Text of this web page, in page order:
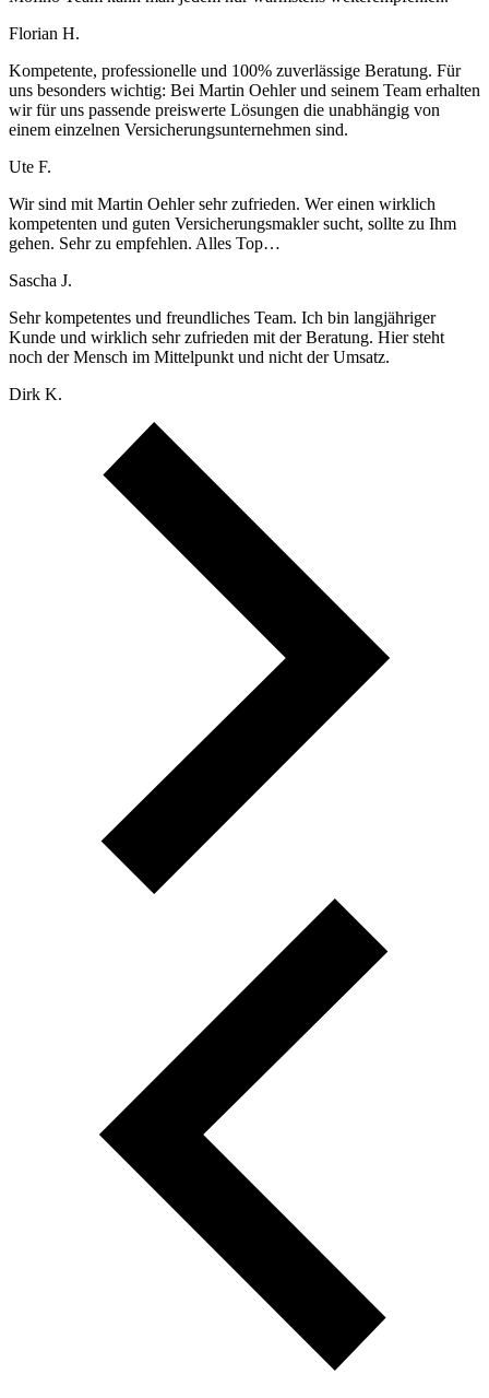
Florian H.
Kompetente, professionelle und 100% zuverlässige Beratung. Für
uns besonders wichtig: Bei Martin Oehler und seinem Team erhalten
wir für uns passende preiswerte Lösungen die unabhängig von
einem einzelnen Versicherungsunternehmen sind.
Ute F.
Wir sind mit Martin Oehler sehr zufrieden. Wer einen wirklich
kompetenten und guten Versicherungsmakler sucht, sollte zu Ihm
gehen. Sehr zu empfehlen. Alles Top…
Sascha J.
Sehr kompetentes und freundliches Team. Ich bin langjähriger
Kunde und wirklich sehr zufrieden mit der Beratung. Hier steht
noch der Mensch im Mittelpunkt und nicht der Umsatz.
Dirk K.